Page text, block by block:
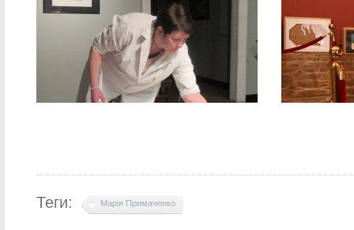
Теги: Марія Примаченко